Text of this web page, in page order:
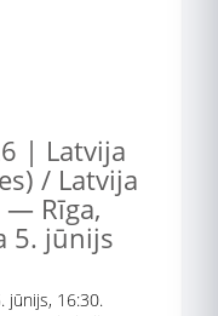
| Latvija
/ Latvija
— Rīga,
5. jūnijs
jūnijs, 16:30.